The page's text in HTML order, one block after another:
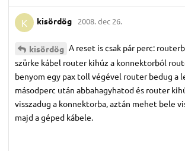
K kisördög 2008. dec 26.
kisördög A reset is csak pár perc:
szürke kábel router kihúz a konnektorból
benyom egy pax toll végével router bedug a
másodperc után abbahagyhatod és router
visszadug a konnektorba, aztán mehet bele
majd a géped kábele.